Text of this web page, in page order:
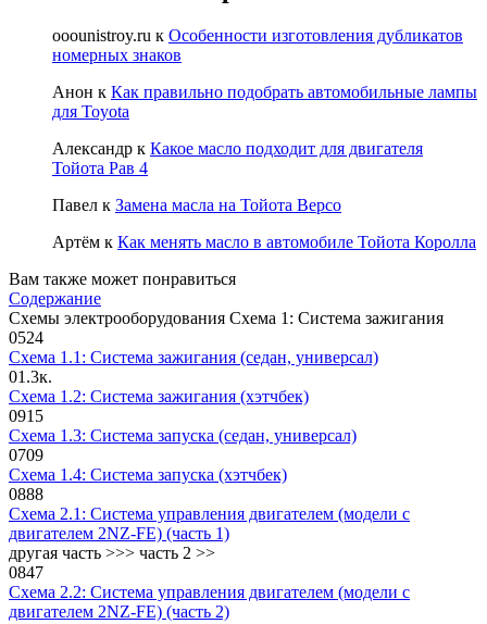
ooounistroy.ru к Особенности изготовления дубликатов
номерных знаков
Анон к Как правильно подобрать автомобильные лампы
для Toyota
Александр к Какое масло подходит для двигателя
Тойота Рав 4
Павел к Замена масла на Тойота Версо
Артём к Как менять масло в автомобиле Тойота Королла
Вам также может понравиться
Содержание
Схемы электрооборудования Схема 1: Система зажигания
0524
Схема 1.1: Система зажигания (седан, универсал)
01.3к.
Схема 1.2: Система зажигания (хэтчбек)
0915
Схема 1.3: Система запуска (седан, универсал)
0709
Схема 1.4: Система запуска (хэтчбек)
0888
Схема 2.1: Система управления двигателем (модели с
двигателем 2NZ-FE) (часть 1)
другая часть >>> часть 2 >>
0847
Схема 2.2: Система управления двигателем (модели с
двигателем 2NZ-FE) (часть 2)